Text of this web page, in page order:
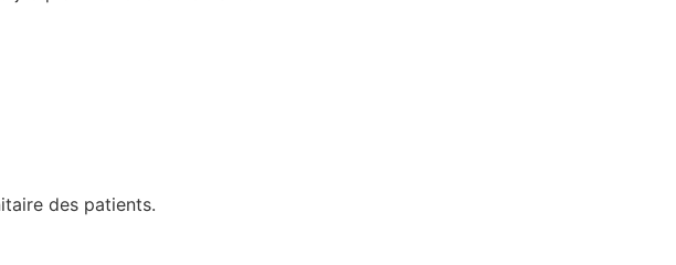
des patients.